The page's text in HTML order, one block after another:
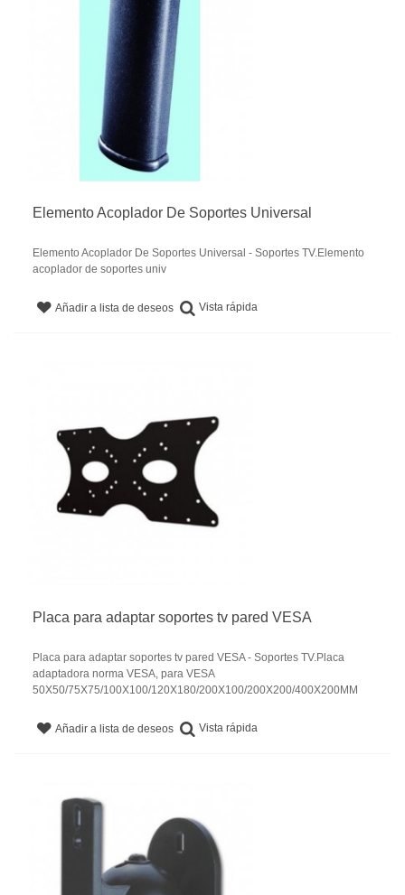
Elemento Acoplador De Soportes Universal
Elemento Acoplador De Soportes Universal - Soportes TV.Elemento
acoplador de soportes univ
Añadir a lista de deseos Vista rápida
Placa para adaptar soportes tv pared VESA
Placa para adaptar soportes tv pared VESA - Soportes TV.Placa
adaptadora norma VESA, para VESA
50X50/75X75/100X100/120X180/200X100/200X200/400X200MM
Añadir a lista de deseos Vista rápida